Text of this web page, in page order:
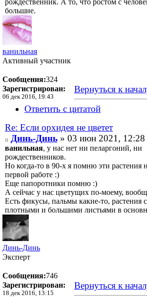
большие.
ванильная
Активный участник
Сообщения:324
Зарегистрирован:
06 дек 2016, 19:43
Вернуться к
Ответить с цитатой
Re: Если орхидея не цветет
Динь-Динь» 03 июн 2021, 12:28
ванильная, у нас нет ни пеларгоний, ни
рождественников.
Но когда-то в 90-х я помню эти растения
первой работе :)
Еще папоротники помню :)
А сейчас у нас цветущих по-моему,
Есть фикусы, пальмы какие-то, растения с
плотными и большими листьями в
Динь-Динь
Эксперт
Сообщения:746
Зарегистрирован:
18 дек 2016, 13:15
Вернуться к